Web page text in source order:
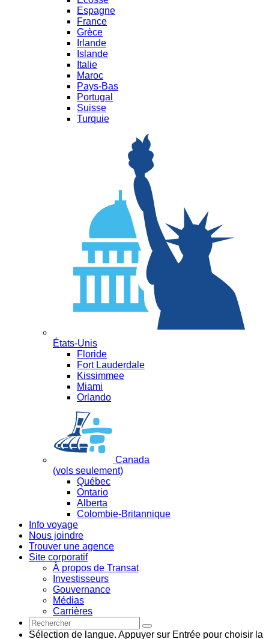
Espagne
France
Grèce
Irlande
Islande
Italie
Maroc
Pays-Bas
Portugal
Suisse
Turquie
États-Unis
Floride
Fort Lauderdale
Kissimmee
Miami
Orlando
Canada
(vols seulement)
Québec
Ontario
Alberta
Colombie-Britannique
Info voyage
Nous joindre
Trouver une agence
Site corporatif
À propos de Transat
Investisseurs
Gouvernance
Médias
Carrières
Sélection de langue. Appuyer sur Entrée pour choisir la